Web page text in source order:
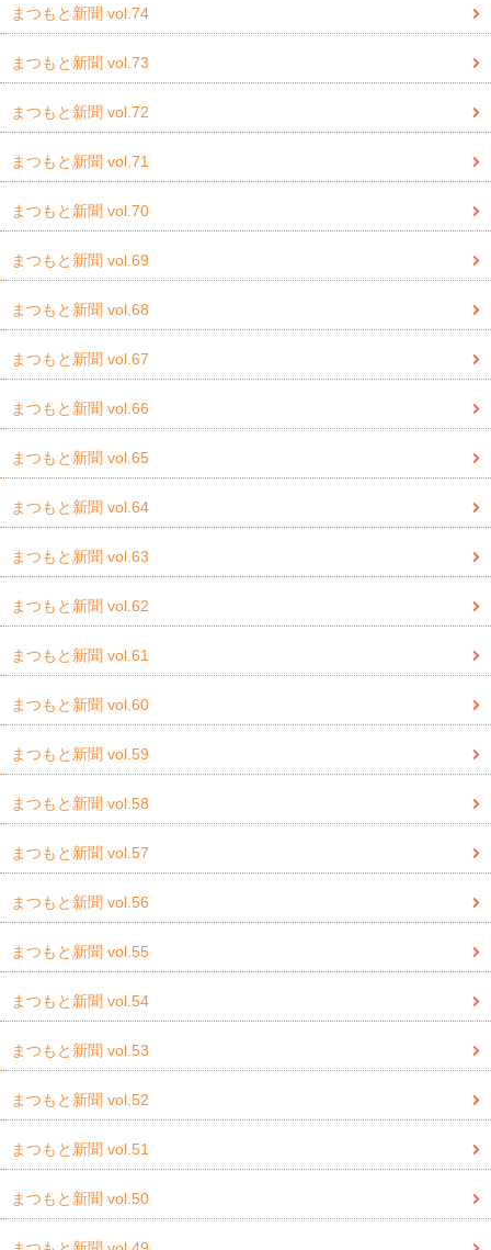
まつもと新聞 vol.74
まつもと新聞 vol.73
まつもと新聞 vol.72
まつもと新聞 vol.71
まつもと新聞 vol.70
まつもと新聞 vol.69
まつもと新聞 vol.68
まつもと新聞 vol.67
まつもと新聞 vol.66
まつもと新聞 vol.65
まつもと新聞 vol.64
まつもと新聞 vol.63
まつもと新聞 vol.62
まつもと新聞 vol.61
まつもと新聞 vol.60
まつもと新聞 vol.59
まつもと新聞 vol.58
まつもと新聞 vol.57
まつもと新聞 vol.56
まつもと新聞 vol.55
まつもと新聞 vol.54
まつもと新聞 vol.53
まつもと新聞 vol.52
まつもと新聞 vol.51
まつもと新聞 vol.50